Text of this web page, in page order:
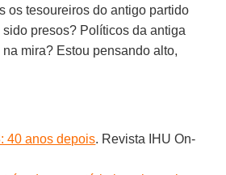
os tesoureiros do antigo partido
presos? Políticos da antiga
mira? Estou pensando alto,
40 anos depois. Revista IHU On-